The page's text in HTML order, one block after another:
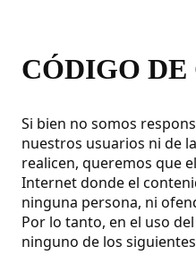
CÓDIGO
Si bien no somos
nuestros usuarios ni de
realicen, queremos que
Internet donde el
ninguna persona, ni
Por lo tanto, en el uso
ninguno de los